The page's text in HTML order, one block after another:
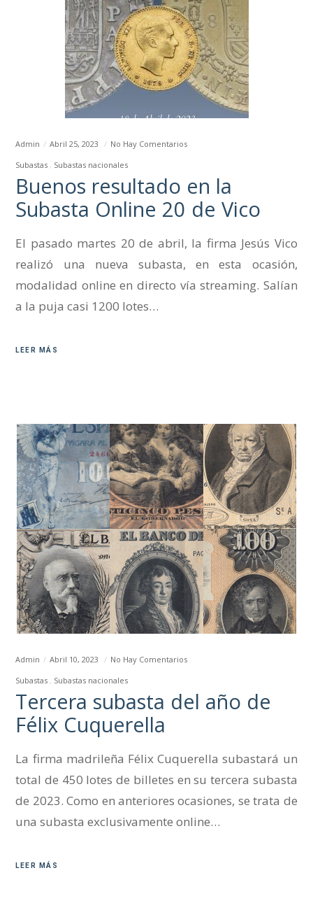
Admin Abril 25, 2023
No Hay Comentarios
Subastas
Subastas nacionales
Buenos resultado en la
Subasta Online 20 de Vico
El pasado martes 20 de abril, la firma Jesús Vico
realizó una nueva subasta, en esta ocasión,
modalidad online en directo vía streaming. Salían
a la puja casi 1200 lotes…
LEER MÁS
Admin Abril 10, 2023
No Hay Comentarios
Subastas
Subastas nacionales
Tercera subasta del año de
Félix Cuquerella
La firma madrileña Félix Cuquerella subastará un
total de 450 lotes de billetes en su tercera subasta
de 2023. Como en anteriores ocasiones, se trata de
una subasta exclusivamente online…
LEER MÁS